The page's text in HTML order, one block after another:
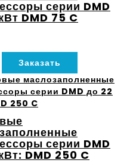
серии DMD
DMD 75 C
Заказать
серии DMD
DMD 250 C